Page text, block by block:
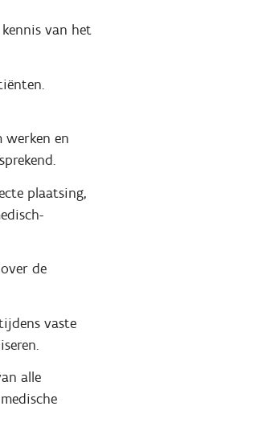
van het
werken en
plaatsing,
de
vaste
alle